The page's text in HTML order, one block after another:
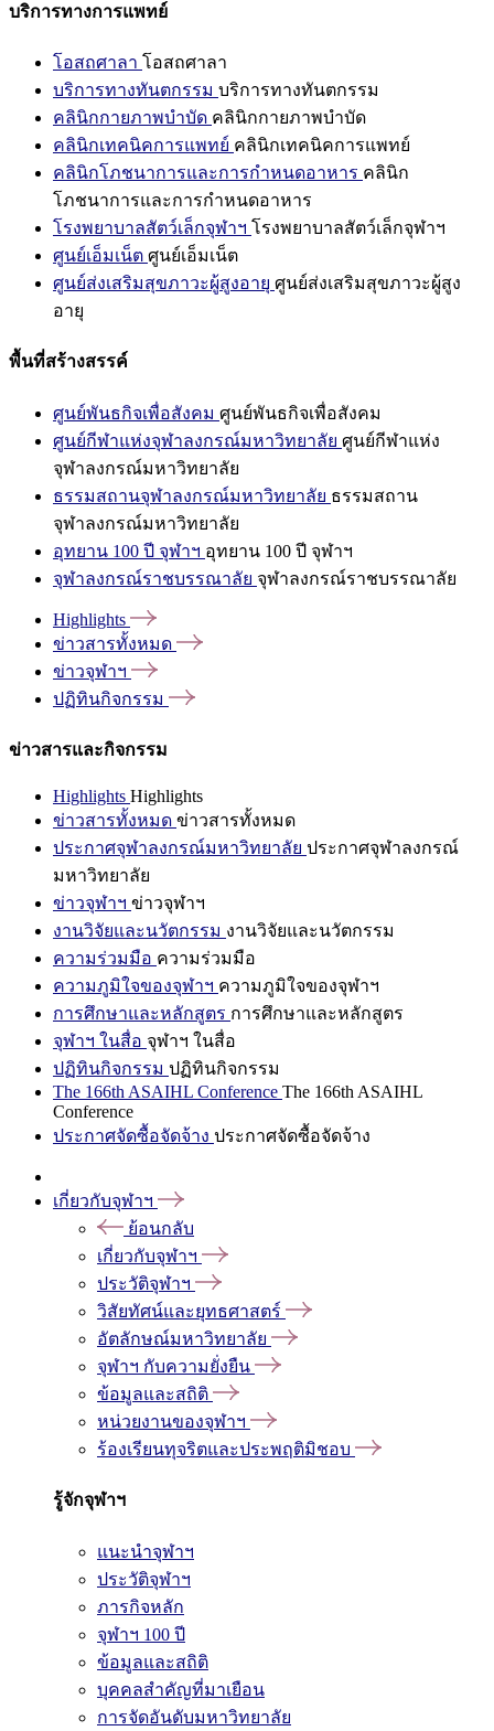
บริการทางการแพทย์
โอสถศาลา โอสถศาลา
บริการทางทันตกรรม บริการทางทันตกรรม
คลินิกกายภาพบำบัด คลินิกกายภาพบำบัด
คลินิกเทคนิคการแพทย์ คลินิกเทคนิคการแพทย์
คลินิกโภชนาการและการกำหนดอาหาร คลินิก
โภชนาการและการกำหนดอาหาร
โรงพยาบาลสัตว์เล็กจุฬาฯ โรงพยาบาลสัตว์เล็กจุฬาฯ
ศูนย์เอ็มเน็ต ศูนย์เอ็มเน็ต
ศูนย์ส่งเสริมสุขภาวะผู้สูงอายุ ศูนย์ส่งเสริมสุขภาวะผู้สูง
อายุ
พื้นที่สร้างสรรค์
ศูนย์พันธกิจเพื่อสังคม ศูนย์พันธกิจเพื่อสังคม
ศูนย์กีฬาแห่งจุฬาลงกรณ์มหาวิทยาลัย ศูนย์กีฬาแห่ง
จุฬาลงกรณ์มหาวิทยาลัย
ธรรมสถานจุฬาลงกรณ์มหาวิทยาลัย ธรรมสถาน
จุฬาลงกรณ์มหาวิทยาลัย
อุทยาน 100 ปี จุฬาฯ อุทยาน 100 ปี จุฬาฯ
จุฬาลงกรณ์ราชบรรณาลัย จุฬาลงกรณ์ราชบรรณาลัย
Highlights
ข่าวสารทั้งหมด
ข่าวจุฬาฯ
ปฏิทินกิจกรรม
ข่าวสารและกิจกรรม
Highlights Highlights
ข่าวสารทั้งหมด ข่าวสารทั้งหมด
ประกาศจุฬาลงกรณ์มหาวิทยาลัย ประกาศจุฬาลงกรณ์
มหาวิทยาลัย
ข่าวจุฬาฯ ข่าวจุฬาฯ
งานวิจัยและนวัตกรรม งานวิจัยและนวัตกรรม
ความร่วมมือ ความร่วมมือ
ความภูมิใจของจุฬาฯ ความภูมิใจของจุฬาฯ
การศึกษาและหลักสูตร การศึกษาและหลักสูตร
จุฬาฯ ในสื่อ จุฬาฯ ในสื่อ
ปฏิทินกิจกรรม ปฏิทินกิจกรรม
The 166th ASAIHL Conference The 166th ASAIHL
Conference
ประกาศจัดซื้อจัดจ้าง ประกาศจัดซื้อจัดจ้าง
เกี่ยวกับจุฬาฯ
ย้อนกลับ
เกี่ยวกับจุฬาฯ
ประวัติจุฬาฯ
วิสัยทัศน์และยุทธศาสตร์
อัตลักษณ์มหาวิทยาลัย
จุฬาฯ กับความยั่งยืน
ข้อมูลและสถิติ
หน่วยงานของจุฬาฯ
ร้องเรียนทุจริตและประพฤติมิชอบ
รู้จักจุฬาฯ
แนะนำจุฬาฯ
ประวัติจุฬาฯ
ภารกิจหลัก
จุฬาฯ 100 ปี
ข้อมูลและสถิติ
บุคคลสำคัญที่มาเยือน
การจัดอันดับมหาวิทยาลัย